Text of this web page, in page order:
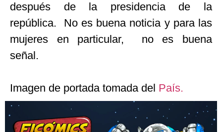
después de la presidencia de la
república. No es buena noticia y para las
mujeres en particular, no es buena
señal.
Imagen de portada tomada del País.